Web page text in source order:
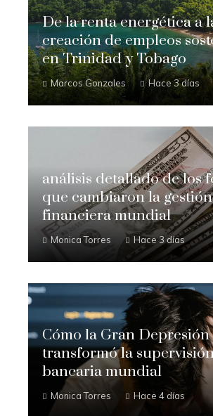
De la renta energética a
creación de empleos
en Trinidad y Tobago
Marcos Gonzales Hace 3 días
análisis detallado de los
que cambiaron la gestión
financiera mundial
Monica Torres Hace 3 días
Cómo la Gran Depresión
transformó la
bancaria mundial
Monica Torres Hace 4 días